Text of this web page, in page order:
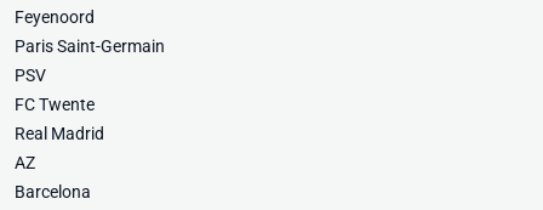
Feyenoord
Paris Saint-Germain
PSV
FC Twente
Real Madrid
AZ
Barcelona